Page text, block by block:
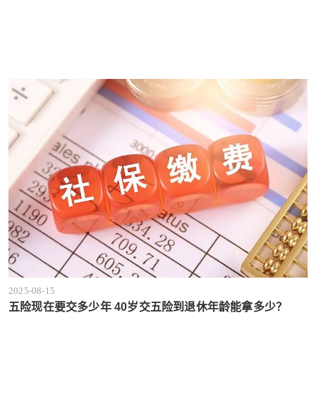
2025-08-15
五险现在要交多少年 40岁交五险到退休年龄能拿多少？